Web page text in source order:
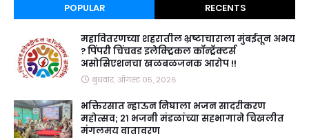
POPULAR RECENTS
महावितरणच्या शहरातील भ्रष्टाचाराला मुंबईतून अभय
? पिंपरी चिंचवड इलेक्ट्रिकल कॉन्ट्रॅक्टर्स
असोसिएशनचा खळबळजनक आरोप !!
बुधवार, ऑगस्ट ०५, २०२६
भक्तिरसात न्हाऊन निघाला भजन सादरीकरण
महोत्सव; २१ भजनी मंडळांच्या सहभागाने चिखलीत
मंगलमय वातावरण